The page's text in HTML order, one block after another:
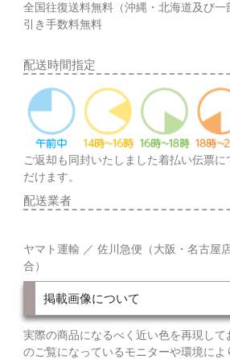
全国往復送料無料（沖縄・北海道及び
引き手数料無料
配送時間指定
ご返却も同封いたしました着払い伝票に
だけます。
配送業者
ヤマト運輸 ／ 佐川急便（大阪・名古屋
合）
掲載画像について
実際の商品になるべく近い色を再現して
のご覧になっているモニターや環境に